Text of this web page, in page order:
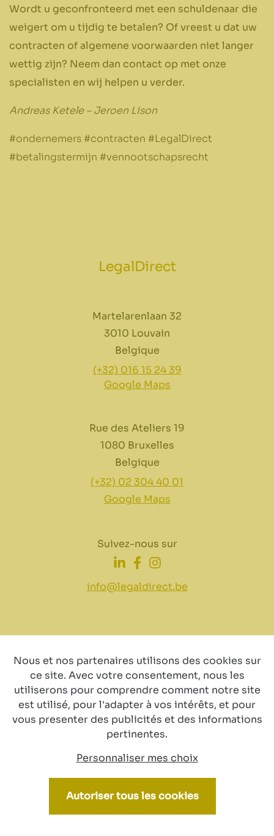
Wordt u geconfronteerd met een schuldenaar die
weigert om u tijdig te betalen? Of vreest u dat uw
contracten of algemene voorwaarden niet langer
wettig zijn? Neem dan contact op met onze
specialisten en wij helpen u verder.
Andreas Ketele – Jeroen Lison
#ondernemers #contracten #LegalDirect
#betalingstermijn #vennootschapsrecht
LegalDirect
Martelarenlaan 32
3010 Louvain
Belgique
(+32) 016 15 24 39
Google Maps
Rue des Ateliers 19
1080 Bruxelles
Belgique
(+32) 02 304 40 01
Google Maps
info@legaldirect.be
Suivez-nous sur
Webdesign by vector bross
Clause de non-
responsabilité
Déclaration de
confidentialité
Politique
de
cookies
Nous et nos partenaires utilisons des cookies sur
ce site. Avec votre consentement, nous les
utiliserons pour comprendre comment notre site
est utilisé, pour l'adapter à vos intérêts, et pour
vous presenter des publicités et des informations
pertinentes.
Personnaliser mes choix
Autoriser tous les cookies